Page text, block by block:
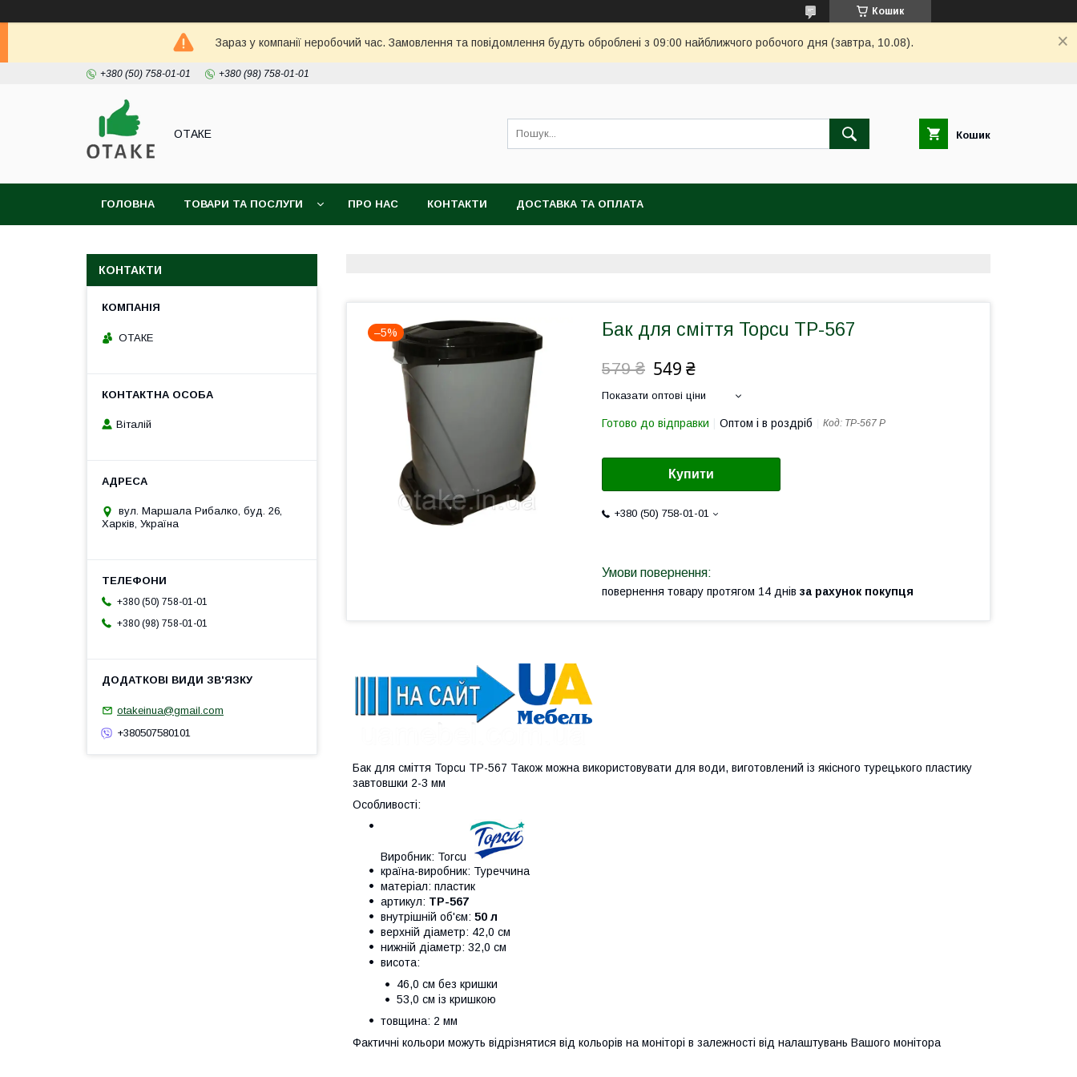
Кошик
Зараз у компанії неробочий час. Замовлення та повідомлення будуть оброблені з 09:00 найближчого робочого дня (завтра, 10.08).
+380 (50) 758-01-01 +380 (98) 758-01-01
ОТАКЕ Кошик
ГОЛОВНА ТОВАРИ ТА ПОСЛУГИ ПРО НАС КОНТАКТИ ДОСТАВКА ТА ОПЛАТА
–5% Бак для сміття Topcu TP-567
579 ₴ 549 ₴
Показати оптові ціни
Готово до відправки Оптом і в роздріб Код: TP-567 Р
Купити
+380 (50) 758-01-01
повернення товару протягом 14 днів за рахунок покупця
Бак для сміття Topcu TP-567 Також можна використовувати для води, виготовлений із якісного турецького пластику
завтовшки 2-3 мм
Особливості:
Виробник: Torcu
країна-виробник: Туреччина
матеріал: пластик
артикул: ТР-567
внутрішній об'єм: 50 л
верхній діаметр: 42,0 см
нижній діаметр: 32,0 см
висота:
46,0 см без кришки
53,0 см із кришкою
товщина: 2 мм
Фактичні кольори можуть відрізнятися від кольорів на моніторі в залежності від налаштувань Вашого монітора
КОНТАКТИ
ОТАКЕ
Віталій
вул. Маршала Рибалко, буд. 26,
Харків, Україна
+380 (50) 758-01-01
+380 (98) 758-01-01
otakeinua@gmail.com
+380507580101